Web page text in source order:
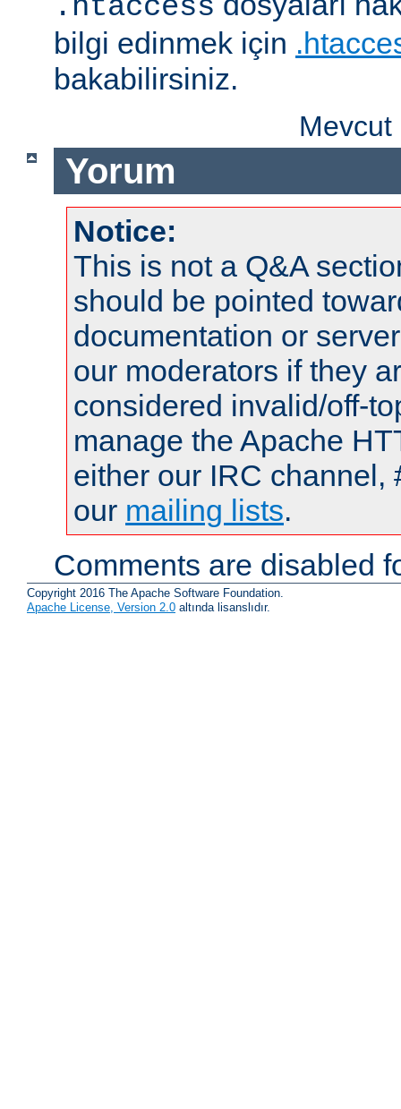
.htaccess
bilgi edinmek için
bakabilirsiniz.
Yorum
Notice:
This is not a Q&A
should be pointed
documentation or
our moderators if they
considered invalid/off-
manage the Apache
either our IRC channel,
our mailing lists.
Comments are disabled
Copyright 2016 The Apache Software Foundation.
Apache License, Version 2.0 altında lisanslıdır.